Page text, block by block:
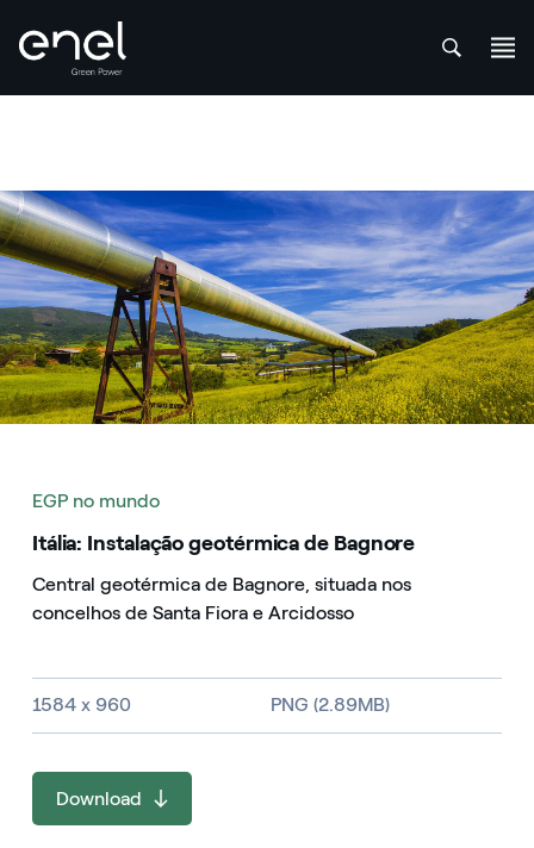
EGP no mundo
Itália: Instalação geotérmica de Bagnore
Central geotérmica de Bagnore, situada nos
concelhos de Santa Fiora e Arcidosso
Image size and file type
1584 x 960 PNG (2.89MB)
Download